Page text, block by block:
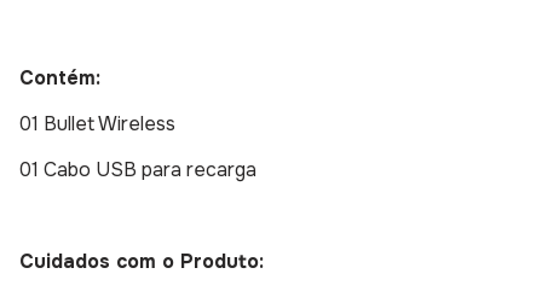
Contém:
01 Bullet Wireless
01 Cabo USB para recarga
Cuidados com o Produto: